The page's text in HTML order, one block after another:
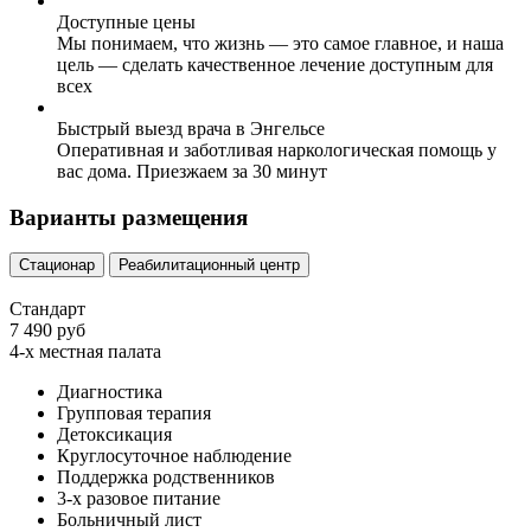
Доступные цены
Мы понимаем, что жизнь — это самое главное, и наша
цель — сделать качественное лечение доступным для
всех
Быстрый выезд врача в Энгельсе
Оперативная и заботливая наркологическая помощь у
вас дома. Приезжаем за 30 минут
Варианты размещения
Стационар Реабилитационный центр
Стандарт
7 490 руб
4-х местная палата
Диагностика
Групповая терапия
Детоксикация
Круглосуточное наблюдение
Поддержка родственников
3-х разовое питание
Больничный лист